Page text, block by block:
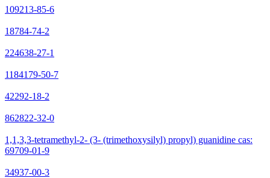
109213-85-6
18784-74-2
224638-27-1
1184179-50-7
42292-18-2
862822-32-0
1,1,3,3-tetramethyl-2- (3- (trimethoxysilyl) propyl) guanidine cas:
69709-01-9
34937-00-3